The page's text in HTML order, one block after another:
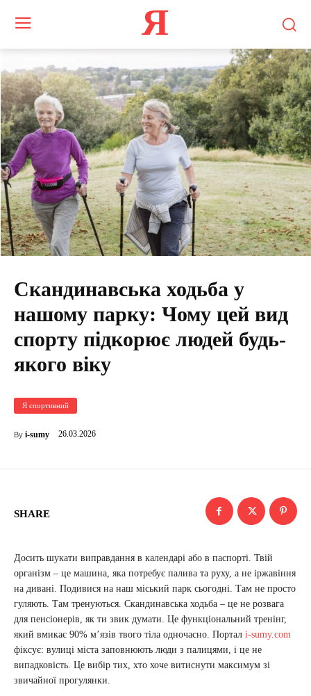
Я
Скандинавська ходьба у
нашому парку: Чому цей вид
спорту підкорює людей будь-
якого віку
Я спортивний
By i-sumy 26.03.2026
SHARE
Досить шукати виправдання в календарі або в паспорті. Твій
організм – це машина, яка потребує палива та руху, а не іржавіння
на дивані. Подивися на наш міський парк сьогодні. Там не просто
гуляють. Там тренуються. Скандинавська ходьба – це не розвага
для пенсіонерів, як ти звик думати. Це функціональний тренінг,
який вмикає 90% м’язів твого тіла одночасно. Портал i-sumy.com
фіксує: вулиці міста заповнюють люди з палицями, і це не
випадковість. Це вибір тих, хто хоче витиснути максимум зі
звичайної прогулянки.